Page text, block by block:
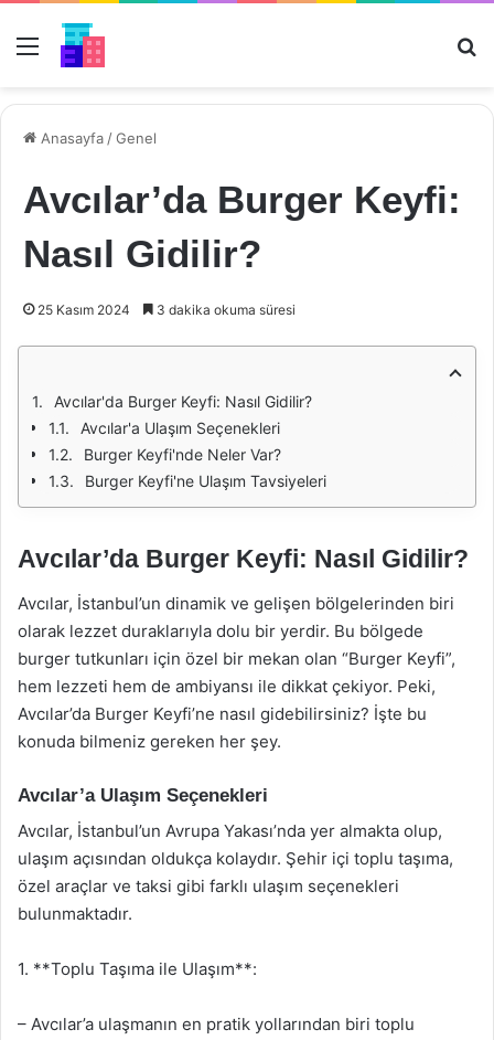
Menü
Anasayfa /Genel
Avcılar’da Burger Keyfi:
Nasıl Gidilir?
25 Kasım 2024 3 dakika okuma süresi
Avcılar'da Burger Keyfi: Nasıl Gidilir?
Avcılar'a Ulaşım Seçenekleri
Burger Keyfi'nde Neler Var?
Burger Keyfi'ne Ulaşım Tavsiyeleri
Avcılar’da Burger Keyfi: Nasıl Gidilir?
Avcılar, İstanbul’un dinamik ve gelişen bölgelerinden biri
olarak lezzet duraklarıyla dolu bir yerdir. Bu bölgede
burger tutkunları için özel bir mekan olan “Burger Keyfi”,
hem lezzeti hem de ambiyansı ile dikkat çekiyor. Peki,
Avcılar’da Burger Keyfi’ne nasıl gidebilirsiniz? İşte bu
konuda bilmeniz gereken her şey.
Avcılar’a Ulaşım Seçenekleri
Avcılar, İstanbul’un Avrupa Yakası’nda yer almakta olup,
ulaşım açısından oldukça kolaydır. Şehir içi toplu taşıma,
özel araçlar ve taksi gibi farklı ulaşım seçenekleri
bulunmaktadır.
1. **Toplu Taşıma ile Ulaşım**:
– Avcılar’a ulaşmanın en pratik yollarından biri toplu